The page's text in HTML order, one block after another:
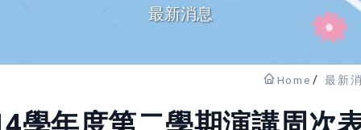
最新消息
Home 最新